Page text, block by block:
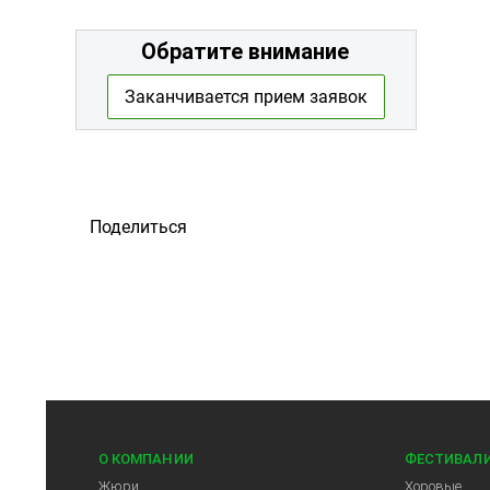
Обратите внимание
Заканчивается прием заявок
Поделиться
О КОМПАНИИ
Жюри
Хоровые